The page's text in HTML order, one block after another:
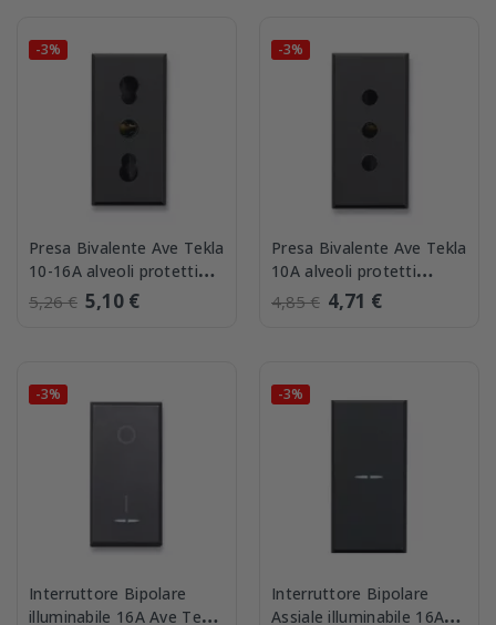
-3%
Presa Bivalente Ave Tekla
10-16A alveoli protetti
445006/15TS
5,26 € 5,10 €
-3%
Presa Bivalente Ave Tekla
10A alveoli protetti
445006TS
4,85 € 4,71 €
-3%
Interruttore Bipolare
illuminabile 16A Ave Tekla
-3%
Interruttore Bipolare
Assiale illuminabile 16A